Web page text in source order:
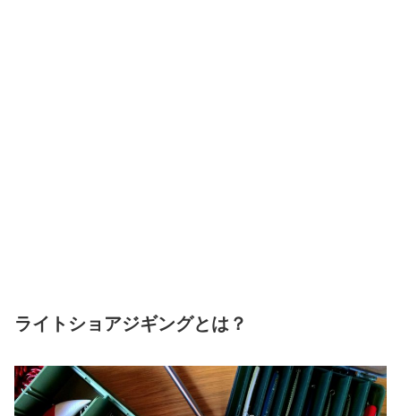
ライトショアジギングとは？